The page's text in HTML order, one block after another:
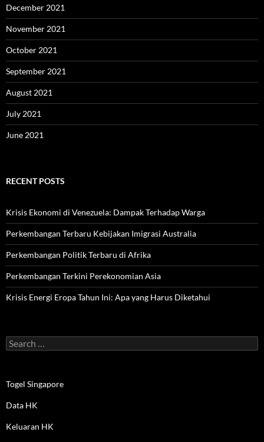
December 2021
November 2021
October 2021
September 2021
August 2021
July 2021
June 2021
RECENT POSTS
Krisis Ekonomi di Venezuela: Dampak Terhadap Warga
Perkembangan Terbaru Kebijakan Imigrasi Australia
Perkembangan Politik Terbaru di Afrika
Perkembangan Terkini Perekonomian Asia
Krisis Energi Eropa Tahun Ini: Apa yang Harus Diketahui
Search
for:
Togel Singapore
Data HK
Keluaran HK